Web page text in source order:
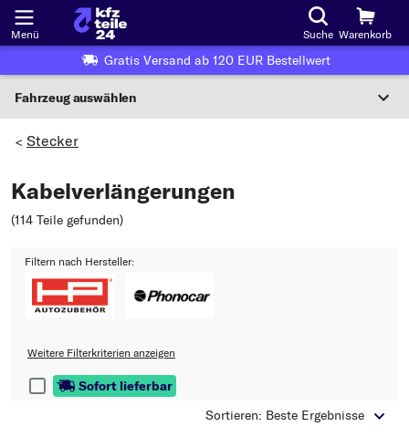
Menü Suche Warenkorb
Gratis Versand ab 120 EUR Bestellwert
Fahrzeug auswählen
Wo finde ich die?
Oder Fahrzeugauswahl nach Kriterien:
Modell wählen
> Stecker
Kabelverlängerungen
(114 Teile gefunden)
Filtern nach Hersteller:
Weitere Filterkriterien anzeigen
Sofort lieferbar
Sortieren: Beste Ergebnisse